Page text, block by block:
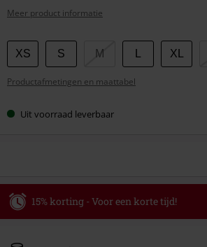
Meer product informatie
Kies
je
maat
XS S M XL
Productafmetingen en maattabel
Uit voorraad leverbaar
15% korting - Voor een korte tijd!